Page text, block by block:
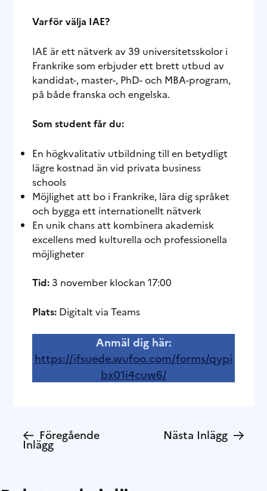
Varför välja IAE?
IAE är ett nätverk av 39 universitetsskolor i
Frankrike som erbjuder ett brett utbud av
kandidat-, master-, PhD- och MBA-program,
på både franska och engelska.
Som student får du:
En högkvalitativ utbildning till en betydligt
lägre kostnad än vid privata business
schools
Möjlighet att bo i Frankrike, lära dig språket
och bygga ett internationellt nätverk
En unik chans att kombinera akademisk
excellens med kulturella och professionella
möjligheter
Tid:3 november klockan 17:00
Plats: Digitalt via Teams
Anmäl dig här:
https://ifsuede.wufoo.com/forms/qypi
bx01i4cuw6/
← Föregående
Inlägg
Nästa Inlägg →